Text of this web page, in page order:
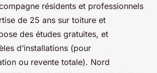
résidents et professionnels
de 25 ans sur toiture et
des études gratuites, et
d’installations (pour
ou revente totale). Nord